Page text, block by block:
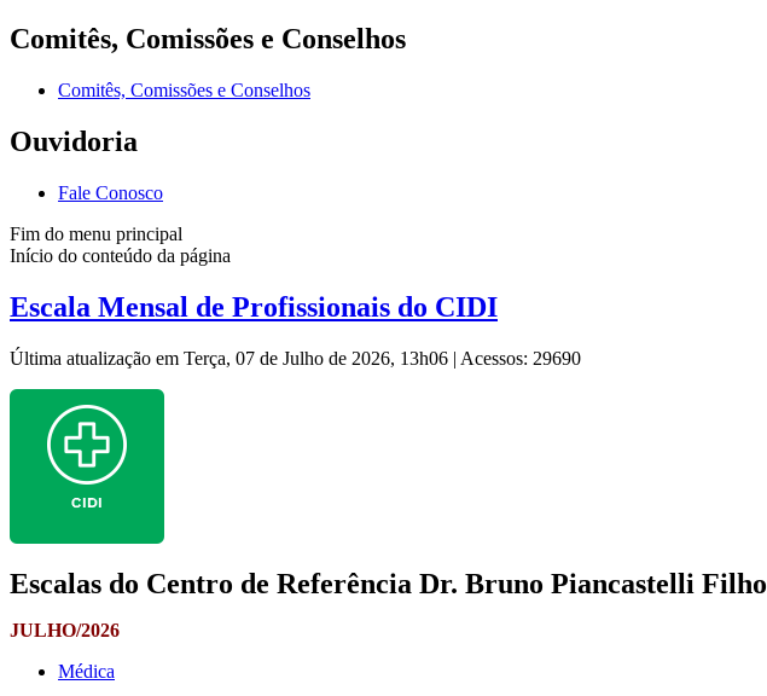
Comitês, Comissões e Conselhos
Comitês, Comissões e Conselhos
Ouvidoria
Fale Conosco
Fim do menu principal
Início do conteúdo da página
Escala Mensal de Profissionais do CIDI
Última atualização em Terça, 07 de Julho de 2026, 13h06 | Acessos: 29690
Escalas do Centro de Referência Dr. Bruno Piancastelli Filho
JULHO/2026
Médica